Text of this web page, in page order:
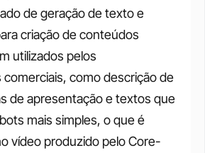
de geração de texto e
criação de conteúdos
utilizados pelos
como descrição de
de apresentação e textos que
mais simples, o que é
vídeo produzido pelo Core-